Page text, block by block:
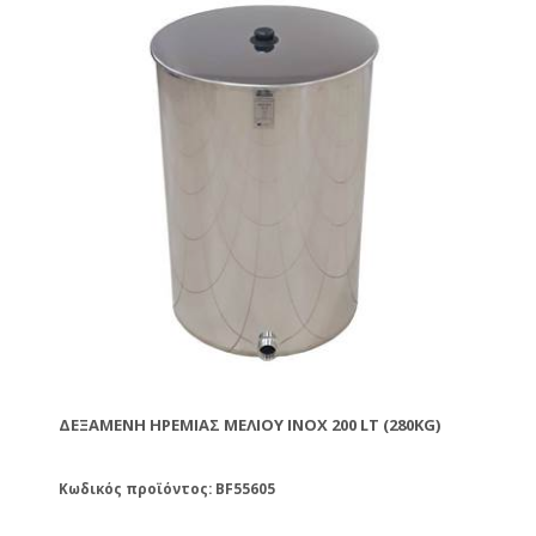
είναι κατασκευασμένα από ανοξείδωτο χάλυβα ΙΝΟΧ
σειράς 304 κατά το πλύσιμο ή καθαρισμό τους θα
πρέπει να μη χρησιμοποιείται χλώριο ή οξύ γιατί θα
θαμπώσουν την επιφάνειά του. Για να καθαρίσετε τα
δοχεία μπορείτε να χρησιμοποιήσετε σαπούνι και
ζεστό νερό. Οι μούφες των δοχείων είναι διαμέτρου
1 ½'' και 2''. Με καπάκι και πλαστικό χερούλι.
ΔΕΞΑΜΕΝΉ ΗΡΕΜΊΑΣ ΜΕΛΙΟΎ ΙΝΟΧ 200 LT (280KG)
Κωδικός προϊόντος: BF55605